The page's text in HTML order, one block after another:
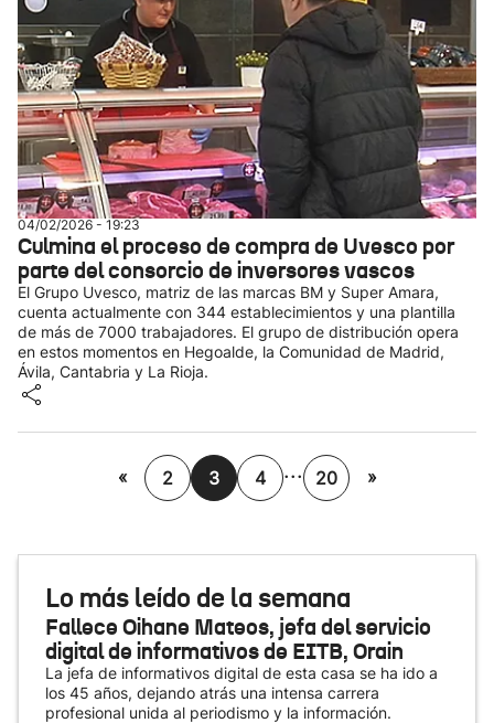
04/02/2026 - 19:23
Culmina el proceso de compra de Uvesco por
parte del consorcio de inversores vascos
El Grupo Uvesco, matriz de las marcas BM y Super Amara,
cuenta actualmente con 344 establecimientos y una plantilla
de más de 7000 trabajadores. El grupo de distribución opera
en estos momentos en Hegoalde, la Comunidad de Madrid,
Ávila, Cantabria y La Rioja.
« 2 3 4 ... 20 »
Lo más leído de la semana
Fallece Oihane Mateos, jefa del servicio
digital de informativos de EITB, Orain
La jefa de informativos digital de esta casa se ha ido a
los 45 años, dejando atrás una intensa carrera
profesional unida al periodismo y la información.